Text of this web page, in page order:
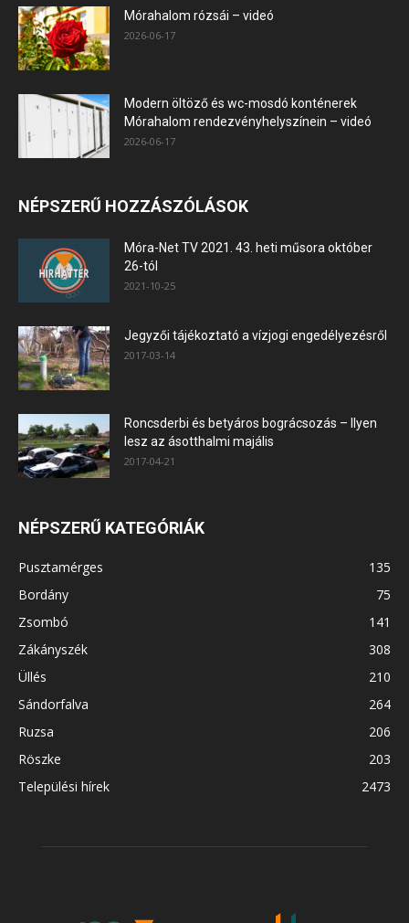
Mórahalom rózsái – videó
2026-06-17
Modern öltöző és wc-mosdó konténerek
Mórahalom rendezvényhelyszínein – videó
2026-06-17
NÉPSZERŰ HOZZÁSZÓLÁSOK
Móra-Net TV 2021. 43. heti műsora október
26-tól
2021-10-25
Jegyzői tájékoztató a vízjogi engedélyezésről
2017-03-14
Roncsderbi és betyáros bográcsozás – Ilyen
lesz az ásotthalmi majális
2017-04-21
NÉPSZERŰ KATEGÓRIÁK
Pusztamérges
135
Bordány
75
Zsombó
141
Zákányszék
308
Üllés
210
Sándorfalva
264
Ruzsa
206
Röszke
203
Települési hírek
2473